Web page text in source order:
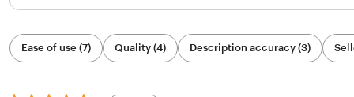
Filter
by
category
Ease of use (7) Quality (4) Description accuracy (3)